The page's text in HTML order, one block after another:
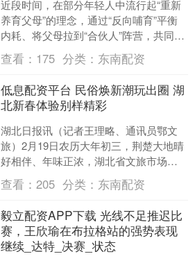
近段时间，在部分年轻人中流行起“重新
养育父母”的理念，通过“反向哺育”平衡
内耗、将父母拉到“合伙人”阵营，共同守
护家庭。话题“长大后我把爸妈重新养了
一遍”也登上....
查看： 175 分类： 东南配资
低息配资平台 民俗焕新潮玩出圈 湖
北新春体验别样精彩
湖北日报讯（记者王理略、通讯员鄂文
旅）2月19日农历大年初三，荆楚大地晴
好相伴、年味正浓，湖北省文旅市场持
续火热升温。全省各地以民俗焕新为基
底，融合潮玩创新、沉....
查看：205 分类： 东南配资
毅立配资APP下载 光线不足推迟比
赛，王欣瑜在布拉格站的强势表现
继续_达特_决赛_状态